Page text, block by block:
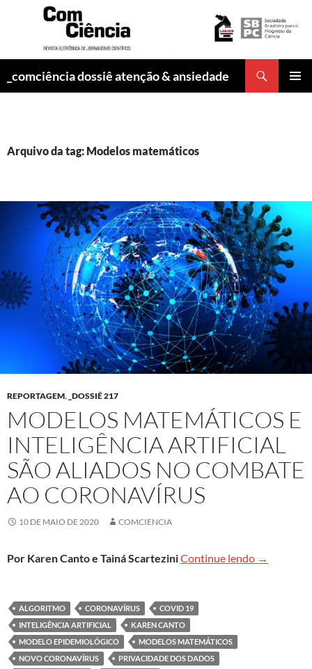
_comciência dossiê atenção & ansiedade
Arquivo da tag: Modelos matemáticos
REPORTAGEM, _DOSSIÊ 217
MODELOS MATEMÁTICOS E
INTELIGÊNCIA ARTIFICIAL
SÃO ALIADOS NO COMBATE
AO CORONAVÍRUS
10 DE MAIO DE 2020 COMCIENCIA
Por Karen Canto e Tainá ScarteziniContinue lendo Modelos
→
ALGORITMO CORONAVÍRUS
COVID 19
INTELIGÊNCIA ARTIFICIAL
KAREN CANTO
MODELO EPIDEMIOLÓGICO
MODELOS MATEMÁTICOS
NOVO CORONAVÍRUS
PRIVACIDADE DOS DADOS